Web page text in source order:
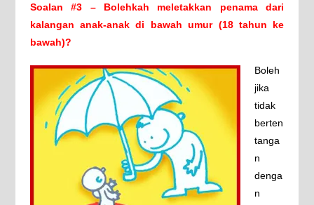
Soalan #3 – Bolehkah meletakkan penama dari
kalangan anak-anak di bawah umur (18 tahun ke
bawah)?
Boleh
jika
tidak
berten
tanga
n
denga
n